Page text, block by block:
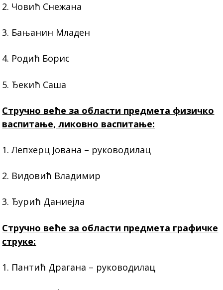
2. Човић Снежана
3. Бањанин Младен
4. Родић Борис
5. Ђекић Саша
Стручно веће за области предмета физичко
васпитање, ликовно васпитање:
1. Лепхерц Јована – руководилац
2. Видовић Владимир
3. Ђурић Даниејла
Стручно веће за области предмета графичке
струке:
1. Пантић Драгана – руководилац